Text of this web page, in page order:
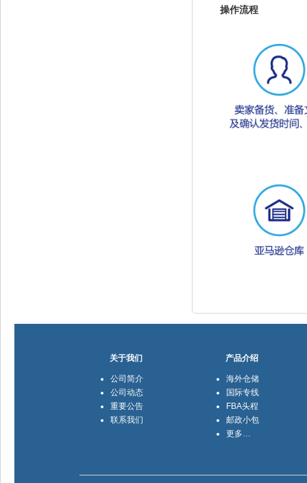
操作流程
关于我们
公司简介
公司动态
重要公告
联系我们
产品介绍
海外仓储
国际专线
FBA头程
邮政小包
更多…